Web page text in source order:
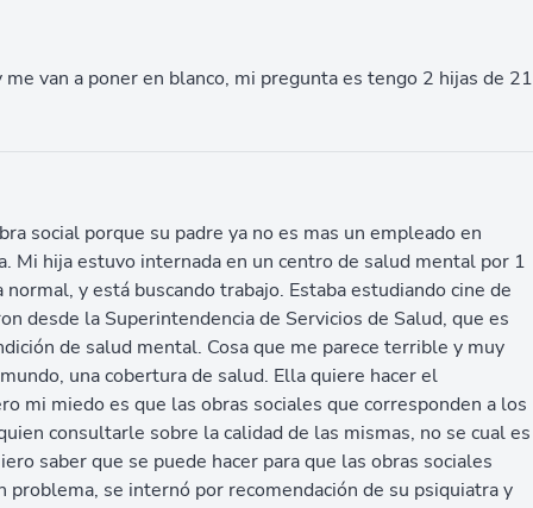
van a poner en blanco, mi pregunta es tengo 2 hijas de 21
social porque su padre ya no es mas un empleado en
Mi hija estuvo internada en un centro de salud mental por 1
y está buscando trabajo. Estaba estudiando cine de
desde la Superintendencia de Servicios de Salud, que es
de salud mental. Cosa que me parece terrible y muy
una cobertura de salud. Ella quiere hacer el
mi miedo es que las obras sociales que corresponden a los
consultarle sobre la calidad de las mismas, no se cual es
saber que se puede hacer para que las obras sociales
se internó por recomendación de su psiquiatra y